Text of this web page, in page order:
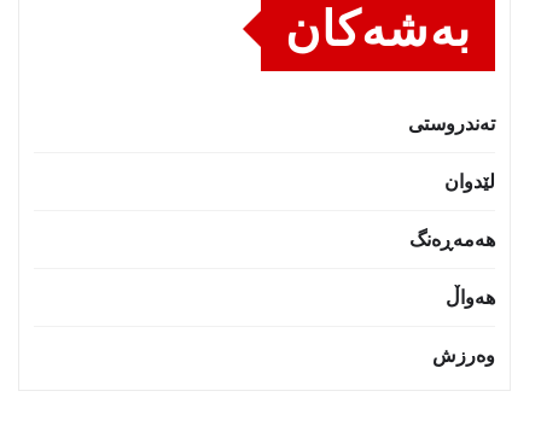
بەشەکان
تەندروستى
لێدوان
هەمەڕەنگ
هەواڵ
وەرزش